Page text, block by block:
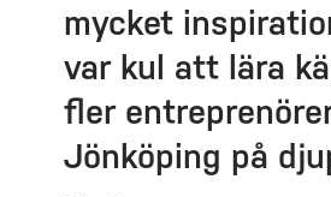
mycket
var kul att lära
fler
Jönköping på